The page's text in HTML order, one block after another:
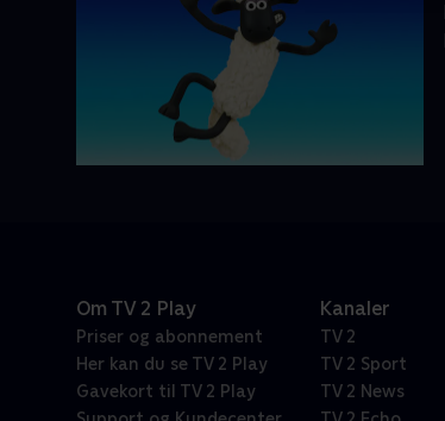
Om TV 2 Play
Priser og abonnement
Her kan du se TV 2 Play
Gavekort til TV 2 Play
Kanaler
TV 2
TV 2 Sport
TV 2 News